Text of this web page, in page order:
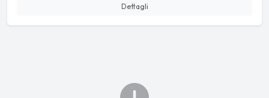
Dettagli